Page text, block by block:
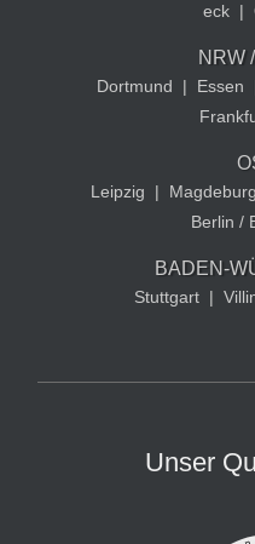
eck |
NRW
Dortmund | Essen
Leipzig |
Berlin /
BADEN-
Stuttgart |
Unser